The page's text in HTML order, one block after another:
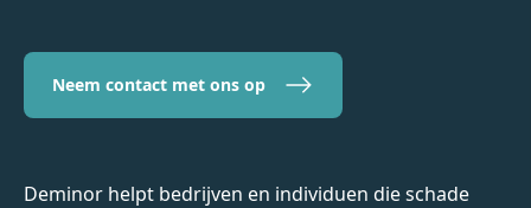
Neem contact met ons op
Deminor helpt bedrijven en individuen die schade